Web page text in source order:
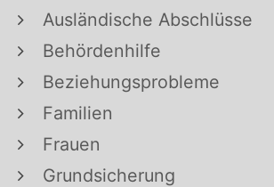
Ausländische Abschlüsse
Behördenhilfe
Beziehungsprobleme
Familien
Frauen
Grundsicherung